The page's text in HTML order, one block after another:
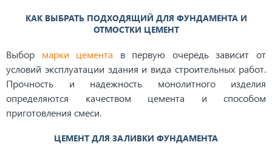
КАК ВЫБРАТЬ ПОДХОДЯЩИЙ ДЛЯ ФУНДАМЕНТА И
ОТМОСТКИ ЦЕМЕНТ
Выбор марки цемента в первую очередь зависит от
условий эксплуатации здания и вида строительных работ.
Прочность и надежность монолитного изделия
определяются качеством цемента и способом
приготовления смеси.
ЦЕМЕНТ ДЛЯ ЗАЛИВКИ ФУНДАМЕНТА